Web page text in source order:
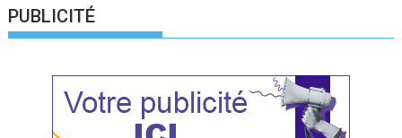
PUBLICITÉ